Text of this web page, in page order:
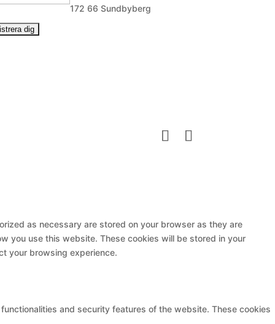
172 66 Sundbyberg
as necessary are stored on your browser as they are
you use this website. These cookies will be stored in your
your browsing experience.
and security features of the website. These cookies